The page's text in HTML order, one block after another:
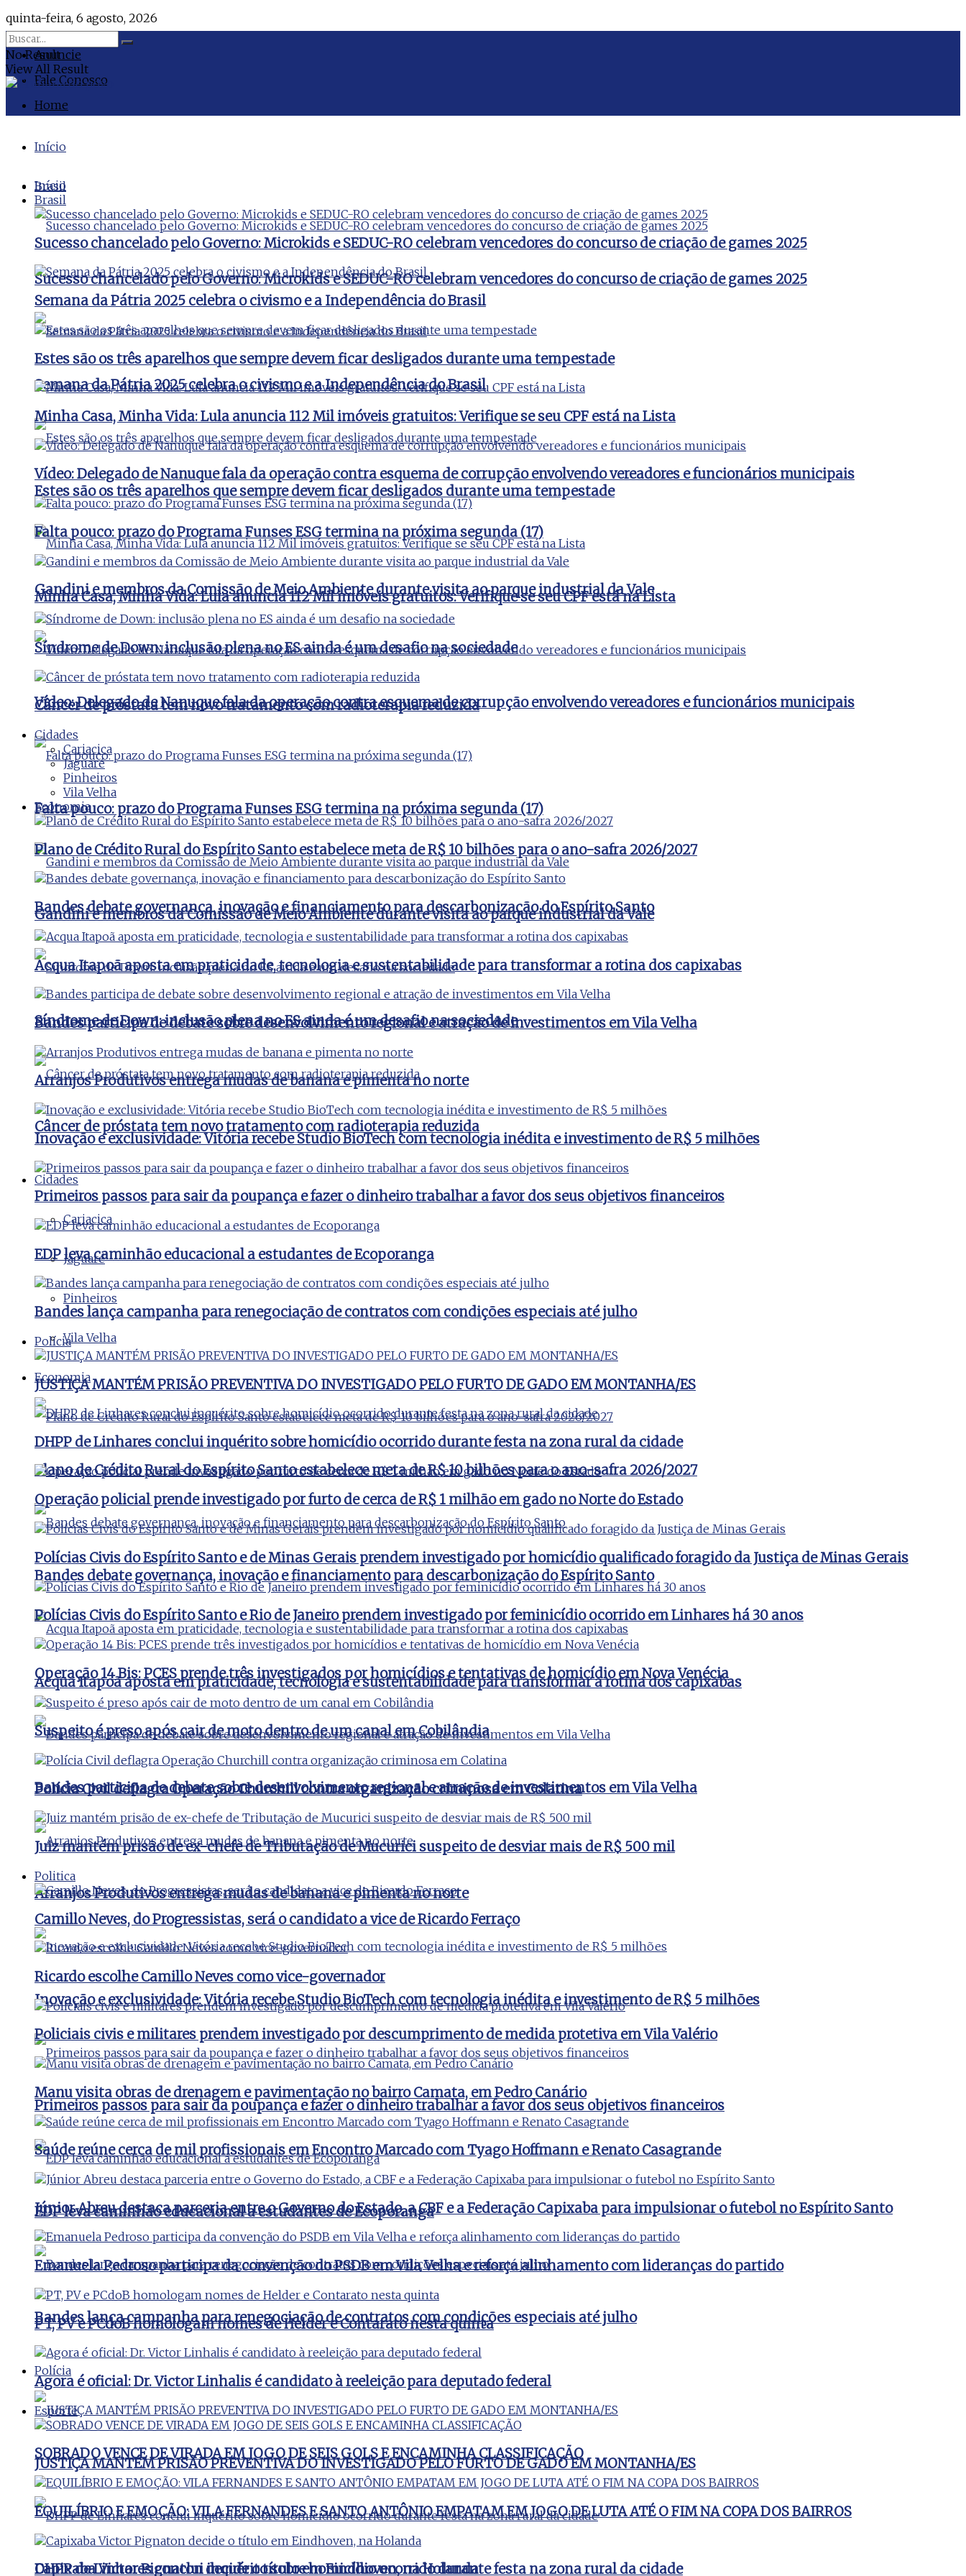
quinta-feira, 6 agosto, 2026
Anuncie
Fale Conosco
Home
No Result
View All Result
Início
Brasil
Sucesso chancelado pelo Governo: Microkids e SEDUC-RO celebram vencedores do concurso de criação de games 2025
Semana da Pátria 2025 celebra o civismo e a Independência do Brasil
Estes são os três aparelhos que sempre devem ficar desligados durante uma tempestade
Minha Casa, Minha Vida: Lula anuncia 112 Mil imóveis gratuitos: Verifique se seu CPF está na Lista
Vídeo: Delegado de Nanuque fala da operação contra esquema de corrupção envolvendo vereadores e funcionários municipais
Falta pouco: prazo do Programa Funses ESG termina na próxima segunda (17)
Gandini e membros da Comissão de Meio Ambiente durante visita ao parque industrial da Vale
Síndrome de Down: inclusão plena no ES ainda é um desafio na sociedade
Câncer de próstata tem novo tratamento com radioterapia reduzida
Cidades
Cariacica
Jaguaré
Pinheiros
Vila Velha
Economia
Plano de Crédito Rural do Espírito Santo estabelece meta de R$ 10 bilhões para o ano-safra 2026/2027
Bandes debate governança, inovação e financiamento para descarbonização do Espírito Santo
Acqua Itapoã aposta em praticidade, tecnologia e sustentabilidade para transformar a rotina dos capixabas
Bandes participa de debate sobre desenvolvimento regional e atração de investimentos em Vila Velha
Arranjos Produtivos entrega mudas de banana e pimenta no norte
Inovação e exclusividade: Vitória recebe Studio BioTech com tecnologia inédita e investimento de R$ 5 milhões
Primeiros passos para sair da poupança e fazer o dinheiro trabalhar a favor dos seus objetivos financeiros
EDP leva caminhão educacional a estudantes de Ecoporanga
Bandes lança campanha para renegociação de contratos com condições especiais até julho
Polícia
JUSTIÇA MANTÉM PRISÃO PREVENTIVA DO INVESTIGADO PELO FURTO DE GADO EM MONTANHA/ES
DHPP de Linhares conclui inquérito sobre homicídio ocorrido durante festa na zona rural da cidade
Início
Brasil
Sucesso chancelado pelo Governo: Microkids e SEDUC-RO celebram vencedores do concurso de criação de games 2025
Semana da Pátria 2025 celebra o civismo e a Independência do Brasil
Estes são os três aparelhos que sempre devem ficar desligados durante uma tempestade
Minha Casa, Minha Vida: Lula anuncia 112 Mil imóveis gratuitos: Verifique se seu CPF está na Lista
Vídeo: Delegado de Nanuque fala da operação contra esquema de corrupção envolvendo vereadores e funcionários municipais
Falta pouco: prazo do Programa Funses ESG termina na próxima segunda (17)
Gandini e membros da Comissão de Meio Ambiente durante visita ao parque industrial da Vale
Síndrome de Down: inclusão plena no ES ainda é um desafio na sociedade
Câncer de próstata tem novo tratamento com radioterapia reduzida
Cidades
Cariacica
Jaguaré
Pinheiros
Vila Velha
Economia
Plano de Crédito Rural do Espírito Santo estabelece meta de R$ 10 bilhões para o ano-safra 2026/2027
Bandes debate governança, inovação e financiamento para descarbonização do Espírito Santo
Acqua Itapoã aposta em praticidade, tecnologia e sustentabilidade para transformar a rotina dos capixabas
Bandes participa de debate sobre desenvolvimento regional e atração de investimentos em Vila Velha
Arranjos Produtivos entrega mudas de banana e pimenta no norte
Inovação e exclusividade: Vitória recebe Studio BioTech com tecnologia inédita e investimento de R$ 5 milhões
Primeiros passos para sair da poupança e fazer o dinheiro trabalhar a favor dos seus objetivos financeiros
EDP leva caminhão educacional a estudantes de Ecoporanga
Bandes lança campanha para renegociação de contratos com condições especiais até julho
Polícia
JUSTIÇA MANTÉM PRISÃO PREVENTIVA DO INVESTIGADO PELO FURTO DE GADO EM MONTANHA/ES
DHPP de Linhares conclui inquérito sobre homicídio ocorrido durante festa na zona rural da cidade
Operação policial prende investigado por furto de cerca de R$ 1 milhão em gado no Norte do Estado
Polícias Civis do Espírito Santo e de Minas Gerais prendem investigado por homicídio qualificado foragido da Justiça de Minas Gerais
Polícias Civis do Espírito Santo e Rio de Janeiro prendem investigado por feminicídio ocorrido em Linhares há 30 anos
Operação 14 Bis: PCES prende três investigados por homicídios e tentativas de homicídio em Nova Venécia
Suspeito é preso após cair de moto dentro de um canal em Cobilândia
Polícia Civil deflagra Operação Churchill contra organização criminosa em Colatina
Juiz mantém prisão de ex-chefe de Tributação de Mucurici suspeito de desviar mais de R$ 500 mil
Politica
Camillo Neves, do Progressistas, será o candidato a vice de Ricardo Ferraço
Ricardo escolhe Camillo Neves como vice-governador
Policiais civis e militares prendem investigado por descumprimento de medida protetiva em Vila Valério
Manu visita obras de drenagem e pavimentação no bairro Camata, em Pedro Canário
Saúde reúne cerca de mil profissionais em Encontro Marcado com Tyago Hoffmann e Renato Casagrande
Júnior Abreu destaca parceria entre o Governo do Estado, a CBF e a Federação Capixaba para impulsionar o futebol no Espírito Santo
Emanuela Pedroso participa da convenção do PSDB em Vila Velha e reforça alinhamento com lideranças do partido
PT, PV e PCdoB homologam nomes de Helder e Contarato nesta quinta
Agora é oficial: Dr. Victor Linhalis é candidato à reeleição para deputado federal
Esporte
SOBRADO VENCE DE VIRADA EM JOGO DE SEIS GOLS E ENCAMINHA CLASSIFICAÇÃO
EQUILÍBRIO E EMOÇÃO: VILA FERNANDES E SANTO ANTÔNIO EMPATAM EM JOGO DE LUTA ATÉ O FIM NA COPA DOS BAIRROS
Capixaba Victor Pignaton decide o título em Eindhoven, na Holanda